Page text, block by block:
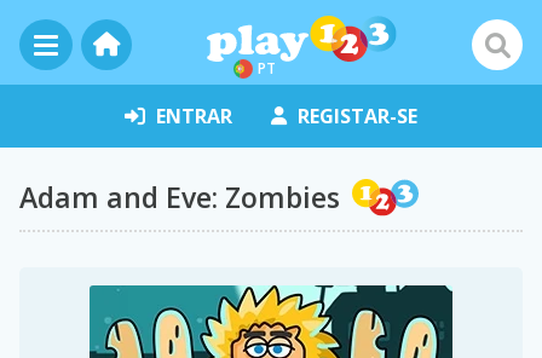
PT
ENTRAR REGISTAR-SE
Adam and Eve: Zombies